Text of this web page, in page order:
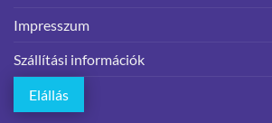
Impresszum
Szállítási információk
Elállás